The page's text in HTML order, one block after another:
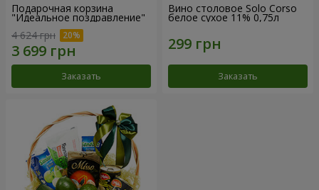
Подарочная корзина
"Идеальное поздравление"
4 624 грн
Заказать
Вино столовое Solo Corso
белое сухое 11% 0,75л
Заказать